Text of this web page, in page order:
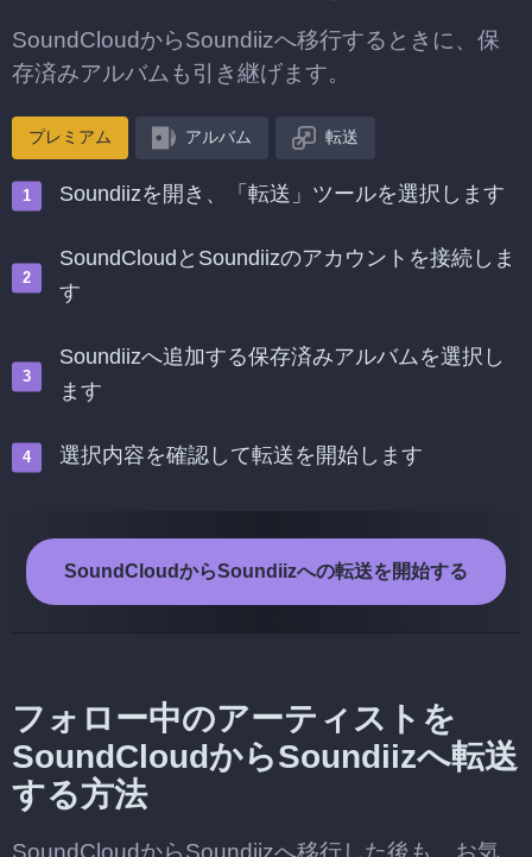
SoundCloudからSoundiizへ移行するときに、保
存済みアルバムも引き継げます。
プレミアム アルバム 転送
Soundiizを開き、「転送」ツールを選択します
SoundCloudとSoundiizのアカウントを接続しま
す
Soundiizへ追加する保存済みアルバムを選択し
ます
選択内容を確認して転送を開始します
SoundCloudからSoundiizへの転送を開始する
フォロー中のアーティストを
SoundCloudからSoundiizへ転送
する方法
SoundCloudからSoundiizへ移行した後も、お気